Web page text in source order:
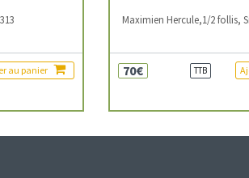
au panier
Maximien Hercule,1/2 follis,
70€ TTB